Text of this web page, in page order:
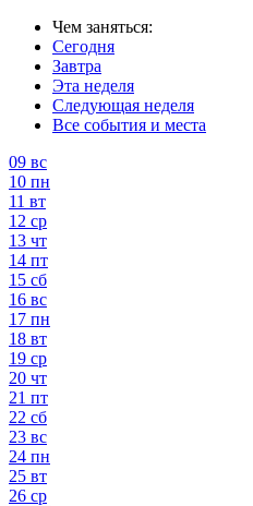
Чем заняться:
Сегодня
Завтра
Эта неделя
Следующая неделя
Все события и места
09 вс
10 пн
11 вт
12 ср
13 чт
14 пт
15 сб
16 вс
17 пн
18 вт
19 ср
20 чт
21 пт
22 сб
23 вс
24 пн
25 вт
26 ср